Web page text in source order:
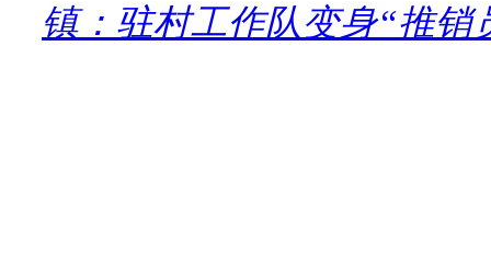
镇：驻村工作队变身“推